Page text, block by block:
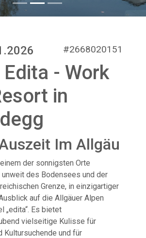
#2668020151
- Work
in
Im Allgäu
der sonnigsten Orte
unweit des Bodensees und der
Grenze, in einzigartiger
auf die Allgäuer Alpen
„edita“. Es bietet
vielseitige Kulisse für
Kultursuchende und für